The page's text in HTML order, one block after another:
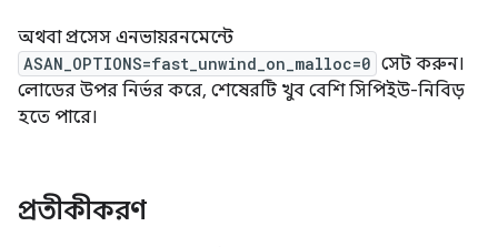
অথবা প্রসেস এনভায়রনমেন্টে
ASAN_OPTIONS=fast_unwind_on_malloc=0 সেট করুন।
লোডের উপর নির্ভর করে, শেষেরটি খুব বেশি সিপিইউ-নিবিড়
হতে পারে।
প্রতীকীকরণ